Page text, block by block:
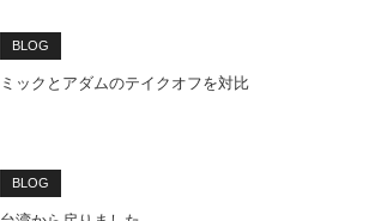
BLOG
ミックとアダムのテイクオフを対比
BLOG